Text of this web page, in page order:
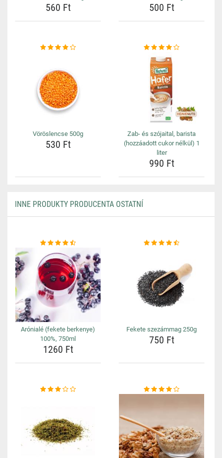
560 Ft 500 Ft
Vöröslencse 500g
530 Ft
Zab- és szójaital, barista
(hozzáadott cukor nélkül) 1
liter
990 Ft
INNE PRODUKTY PRODUCENTA OSTATNÍ
Arónialé (fekete berkenye)
100%, 750ml
1260 Ft
Fekete szezámmag 250g
750 Ft